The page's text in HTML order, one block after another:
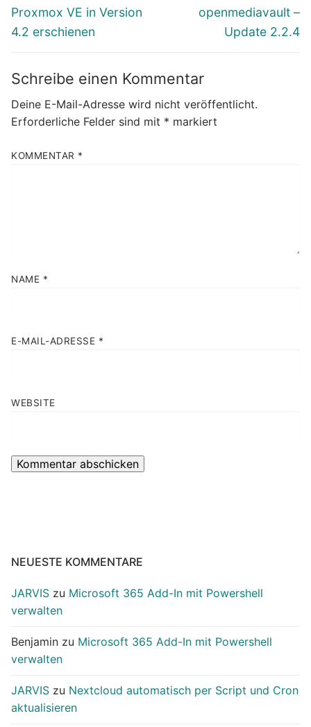
Vorheriger
Beitrag:
Proxmox VE in Version
4.2 erschienen
Nächster
Beitrag:
openmediavault –
Update 2.2.4
Schreibe einen Kommentar
Deine E-Mail-Adresse wird nicht veröffentlicht.
Erforderliche Felder sind mit * markiert
KOMMENTAR *
NAME *
E-MAIL-ADRESSE *
WEBSITE
NEUESTE KOMMENTARE
JARVIS zu Microsoft 365 Add-In mit Powershell
verwalten
Benjamin zu Microsoft 365 Add-In mit Powershell
verwalten
JARVIS zu Nextcloud automatisch per Script und Cron
aktualisieren